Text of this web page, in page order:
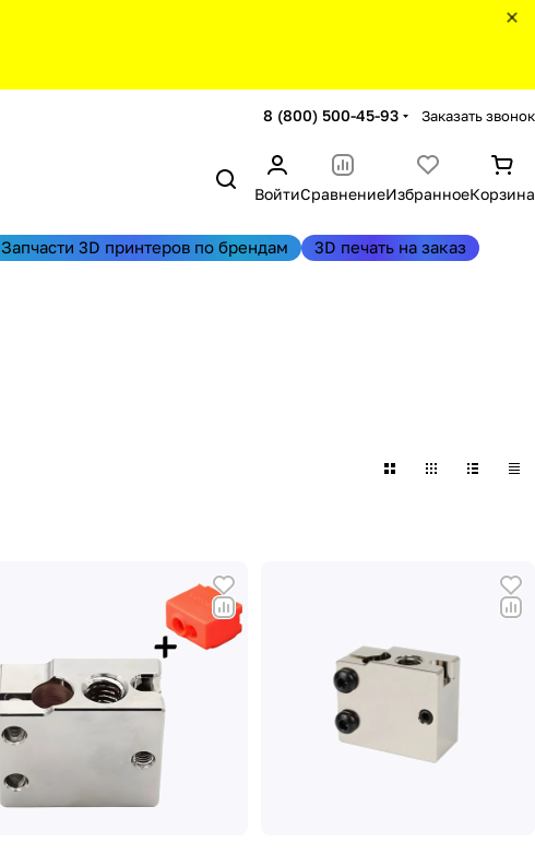
8 (800) 500-45-93 Заказать звонок
ВойтиСравнениеИзбранноеКорзина
Запчасти 3D принтеров по брендам 3D печать на заказ